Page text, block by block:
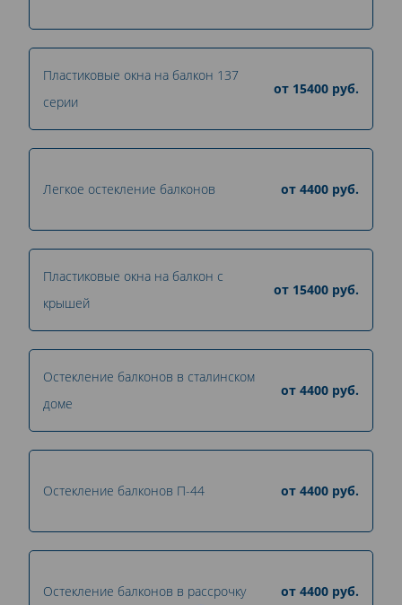
Пластиковые окна на балкон 137
серии
от 15400 руб.
Легкое остекление балконов от 4400 руб.
Пластиковые окна на балкон с
крышей
от 15400 руб.
Остекление балконов в сталинском
доме
от 4400 руб.
Остекление балконов П-44 от 4400 руб.
Остекление балконов в рассрочку от 4400 руб.